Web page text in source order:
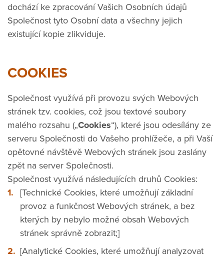
dochází ke zpracování Vašich Osobních údajů
Společnost tyto Osobní data a všechny jejich
existující kopie zlikviduje.
COOKIES
Společnost využívá při provozu svých Webových
stránek tzv. cookies, což jsou textové soubory
malého rozsahu („Cookies“), které jsou odesílány ze
serveru Společnosti do Vašeho prohlížeče, a při Vaší
opětovné návštěvě Webových stránek jsou zaslány
zpět na server Společnosti.
Společnost využívá následujících druhů Cookies:
[Technické Cookies, které umožňují základní
provoz a funkčnost Webových stránek, a bez
kterých by nebylo možné obsah Webových
stránek správně zobrazit;]
[Analytické Cookies, které umožňují analyzovat